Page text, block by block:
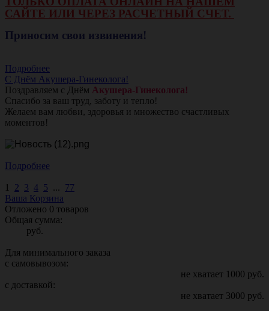
САЙТЕ ИЛИ ЧЕРЕЗ РАСЧЕТНЫЙ СЧЕТ.
Приносим свои извинения!
Подробнее
С Днём Акушера-Гинеколога!
Поздравляем с Днём Акушера-Гинеколога!
Спасибо за ваш труд, заботу и тепло!
Желаем вам любви, здоровья и множество счастливых
моментов!
Подробнее
1 2 3 4 5 ... 77
Ваша Корзина
Отложено 0 товаров
Общая сумма:
руб.
Для минимального заказа
с самовывозом:
не хватает 1000 руб.
с доставкой:
не хватает 3000 руб.